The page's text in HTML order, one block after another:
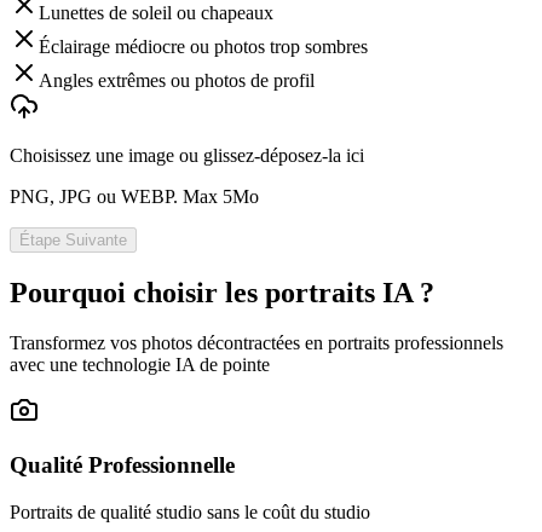
Lunettes de soleil ou chapeaux
Éclairage médiocre ou photos trop sombres
Angles extrêmes ou photos de profil
Choisissez une image ou glissez-déposez-la ici
PNG, JPG ou WEBP. Max 5Mo
Étape Suivante
Pourquoi choisir les portraits IA ?
Transformez vos photos décontractées en portraits professionnels
avec une technologie IA de pointe
Qualité Professionnelle
Portraits de qualité studio sans le coût du studio